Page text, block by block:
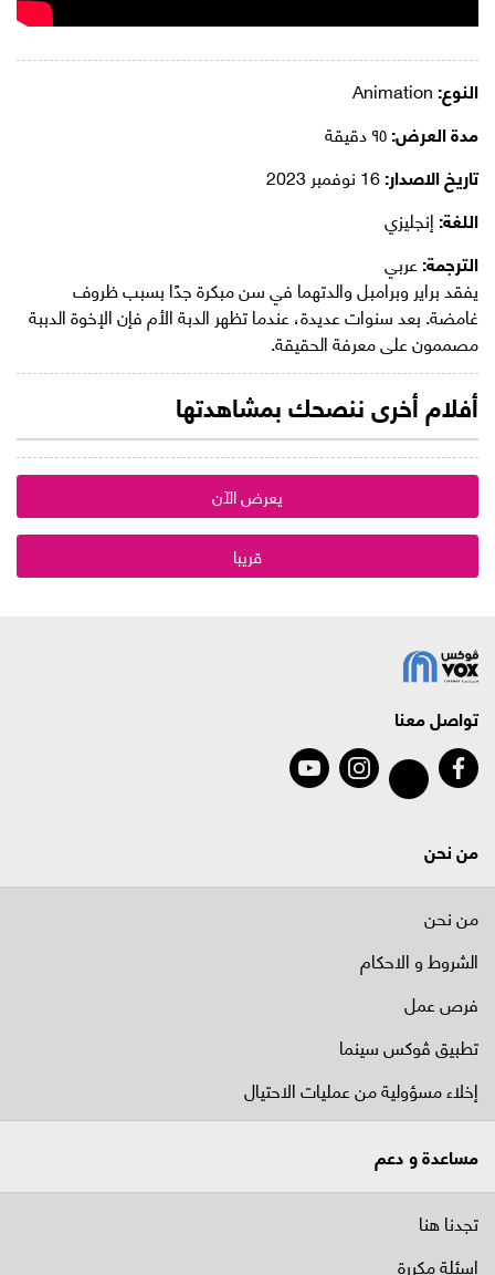
النوع:
مدة العرض:
تاريخ الاصدار:
اللغة:إنجليزي
الترجمة:عربي
يفقد براير وبرامبل والدتهما في سن مبكرة جدًا بسبب ظروف
غامضة. بعد سنوات عديدة، عندما تظهر الدبة الأم فإن الإخوة الدببة
مصممون على معرفة الحقيقة.
أفلام أخرى ننصحك بمشاهدتها
يعرض الآن
قريبا
تواصل معنا
من نحن
من نحن
الشروط و الاحكام
فرص عمل
تطبيق ڤوكس سينما
إخلاء مسؤولية من عمليات الاحتيال
مساعدة و دعم
تجدنا هنا
اسئلة مكررة